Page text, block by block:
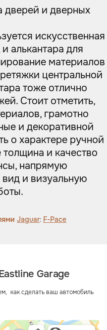
дверей и дверных
искусственная
алькантара для
материалов
центральной
тоже отлично
Стоит отметить,
грамотно
и декоративной
о характере ручной
толщина и качество
напрямую
и визуальную
Jaguar: F-Pace
Garage
как сделать ваш автомобиль